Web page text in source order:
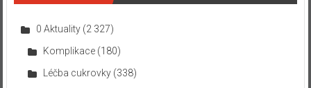
0 Aktuality(2 327)
Komplikace(180)
Léčba cukrovky(338)